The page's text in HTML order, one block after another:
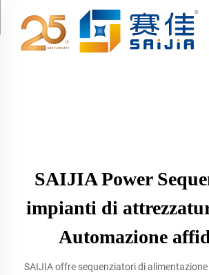
SAIJIA Power
impianti di
Automazione
SAIJIA offre sequenziatori di